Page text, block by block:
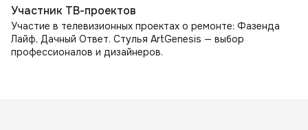
Участник ТВ-проектов
Участие в телевизионных проектах о ремонте: Фазенда
Лайф, Дачный Ответ. Стулья ArtGenesis — выбор
профессионалов и дизайнеров.